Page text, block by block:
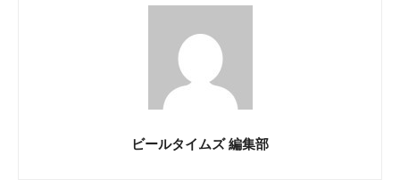
ビールタイムズ 編集部